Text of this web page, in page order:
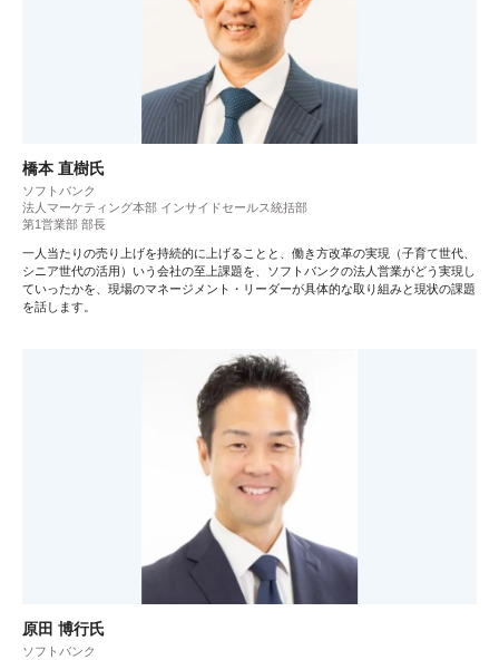
橋本 直樹氏
ソフトバンク
法人マーケティング本部 インサイドセールス統括部
第1営業部 部長
一人当たりの売り上げを持続的に上げることと、働き方改革の実現（子育て世代、
シニア世代の活用）いう会社の至上課題を、ソフトバンクの法人営業がどう実現し
ていったかを、現場のマネージメント・リーダーが具体的な取り組みと現状の課題
を話します。
原田 博行氏
ソフトバンク